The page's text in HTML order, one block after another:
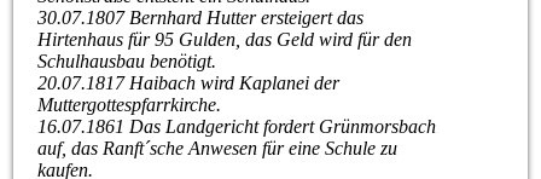
30.07.1807 Bernhard Hutter ersteigert das
Hirtenhaus für 95 Gulden, das Geld wird für den
Schulhausbau benötigt.
20.07.1817 Haibach wird Kaplanei der
Muttergottespfarrkirche.
16.07.1861 Das Landgericht fordert Grünmorsbach
auf, das Ranft´sche Anwesen für eine Schule zu
kaufen.